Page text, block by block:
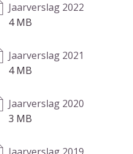
Jaarverslag 2022
4 MB
Jaarverslag 2021
4 MB
Jaarverslag 2020
3 MB